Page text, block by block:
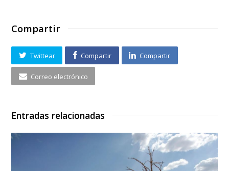
Compartir
Twittear Compartir Compartir
Correo electrónico
Entradas relacionadas